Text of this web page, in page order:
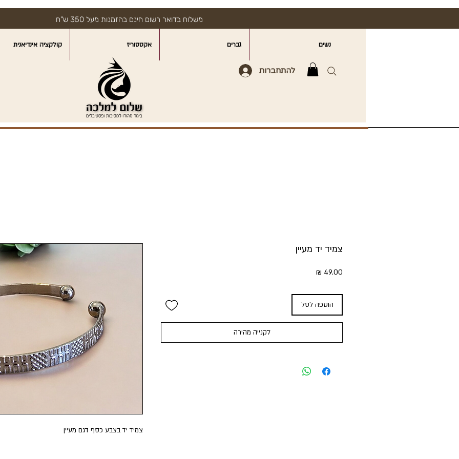
משלוח בדואר רשום חינם בהזמנות מעל 350 ש"ח
נשים גברים אקססוריז קולקציה אינדיאנית
להתחברות
צמיד יד בצבע כסף דגם מעיין
צמיד יד מעיין
הוספה לסל
לקנייה מהירה